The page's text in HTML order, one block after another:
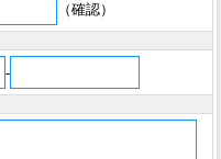
（確認）
-